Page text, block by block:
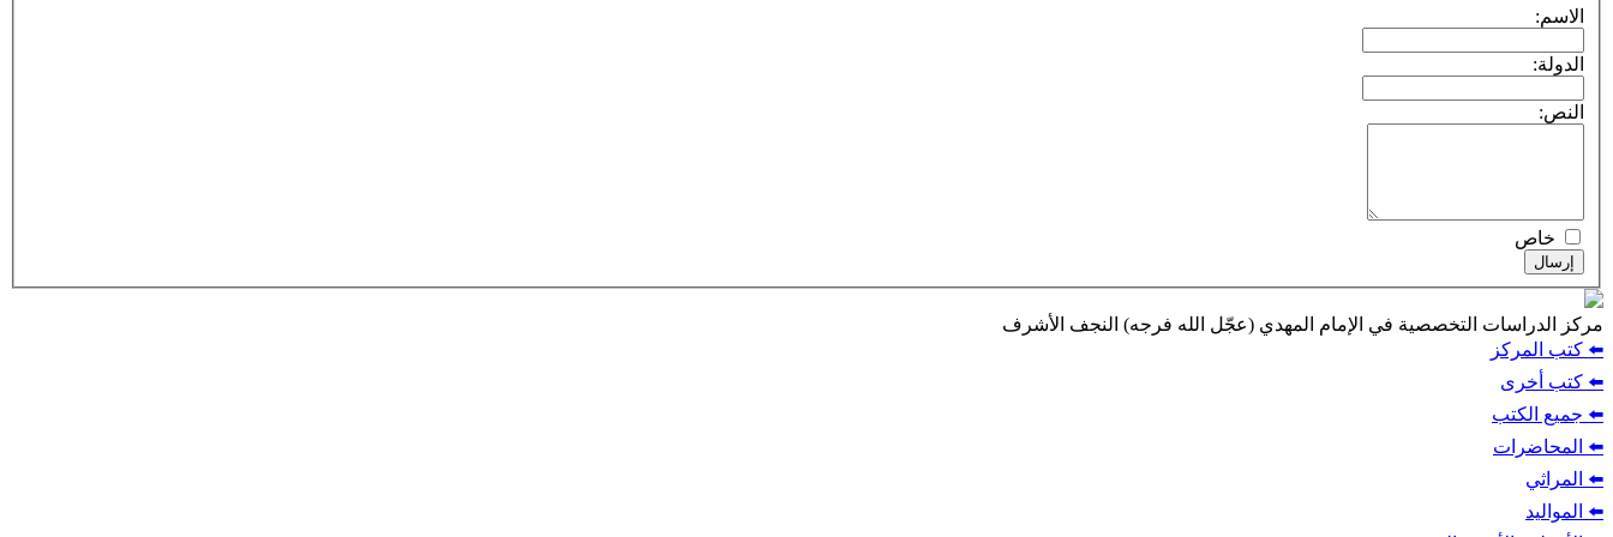
الاسم:
الدولة:
النص:
خاص
إرسال
مركز الدراسات التخصصية في الإمام المهدي (عجّل الله فرجه) النجف الأشرف
⬅️ كتب المركز
⬅️ كتب أخرى
⬅️ جميع الكتب
⬅️ المحاضرات
⬅️ المراثي
⬅️ المواليد